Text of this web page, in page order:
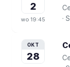
2
wo 19:45
·
OKT
28